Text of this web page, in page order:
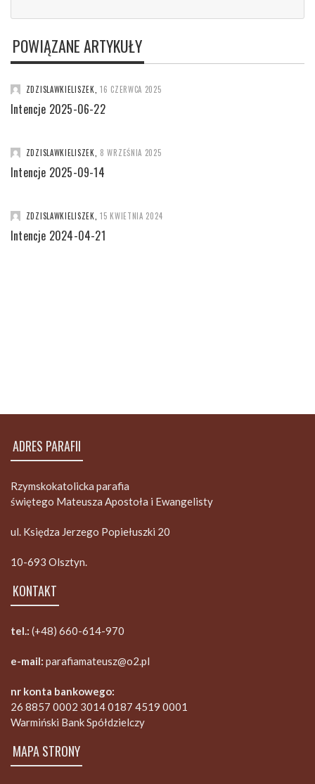
POWIĄZANE ARTYKUŁY
ZDZISLAWKIELISZEK 16 CZERWCA 2025
Intencje 2025-06-22
ZDZISLAWKIELISZEK 8 WRZEŚNIA 2025
Intencje 2025-09-14
ZDZISLAWKIELISZEK 15 KWIETNIA 2024
Intencje 2024-04-21
ADRES PARAFII
Rzymskokatolicka parafia
świętego Mateusza Apostoła i Ewangelisty
ul. Księdza Jerzego Popiełuszki 20
10-693 Olsztyn.
KONTAKT
tel.: (+48) 660-614-970
e-mail: parafiamateusz@o2.pl
nr konta bankowego:
26 8857 0002 3014 0187 4519 0001
Warmiński Bank Spółdzielczy
MAPA STRONY